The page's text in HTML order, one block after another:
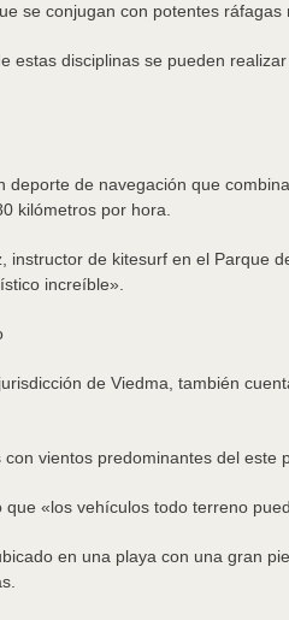
se conjugan con potentes ráfagas
estas disciplinas se pueden
deporte de navegación que
kilómetros por hora.
instructor de kitesurf en el Parque
increíble».
de Viedma, también
con vientos predominantes del este
que «los vehículos todo terreno
en una playa con una gran